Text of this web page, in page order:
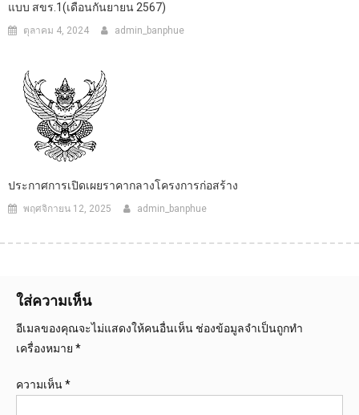
แบบ สขร.1(เดือนกันยายน 2567)
ตุลาคม 4, 2024 admin_banphue
ประกาศการเปิดเผยราคากลางโครงการก่อสร้าง
พฤศจิกายน 12, 2025 admin_banphue
ใส่ความเห็น
อีเมลของคุณจะไม่แสดงให้คนอื่นเห็น ช่องข้อมูลจำเป็นถูกทำ
เครื่องหมาย *
ความเห็น*